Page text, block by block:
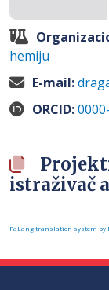
hemiju
E-mail:
ORCID:
istraživač
FaLang translation system by